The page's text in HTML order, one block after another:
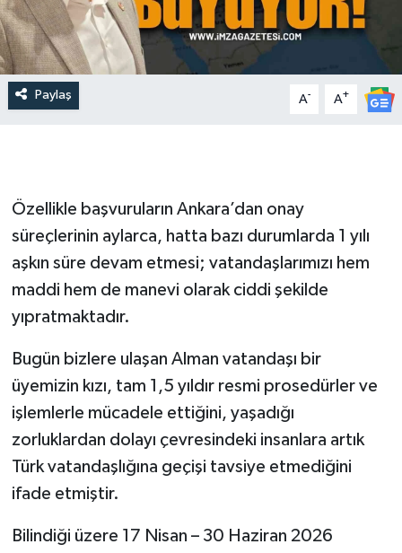
Paylaş A- A+
Özellikle başvuruların Ankara’dan onay
süreçlerinin aylarca, hatta bazı durumlarda 1 yılı
aşkın süre devam etmesi; vatandaşlarımızı hem
maddi hem de manevi olarak ciddi şekilde
yıpratmaktadır.
Bugün bizlere ulaşan Alman vatandaşı bir
üyemizin kızı, tam 1,5 yıldır resmi prosedürler ve
işlemlerle mücadele ettiğini, yaşadığı
zorluklardan dolayı çevresindeki insanlara artık
Türk vatandaşlığına geçişi tavsiye etmediğini
ifade etmiştir.
Bilindiği üzere 17 Nisan – 30 Haziran 2026